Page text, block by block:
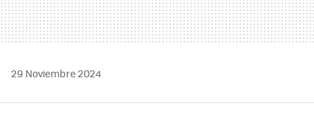
29 Noviembre 2024